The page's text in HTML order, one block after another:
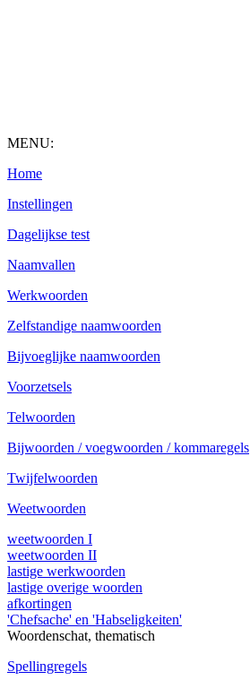
MENU:
Home
Instellingen
Dagelijkse test
Naamvallen
Werkwoorden
Zelfstandige naamwoorden
Bijvoeglijke naamwoorden
Voorzetsels
Telwoorden
Bijwoorden / voegwoorden / kommaregels
Twijfelwoorden
Weetwoorden
weetwoorden I
weetwoorden II
lastige werkwoorden
lastige overige woorden
afkortingen
'Chefsache' en 'Habseligkeiten'
Woordenschat, thematisch
Spellingregels